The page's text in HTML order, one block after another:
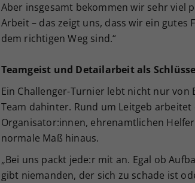
Aber insgesamt bekommen wir sehr viel
Arbeit – das zeigt uns, dass wir ein
dem richtigen Weg sind.“
Teamgeist und Detailarbeit als
Ein Challenger-Turnier lebt nicht nur
Team dahinter. Rund um Leitgeb
Organisator:innen, ehrenamtlichen
normale Maß hinaus.
„Bei uns packt jede:r mit an. Egal ob
gibt niemanden, der sich zu schade ist